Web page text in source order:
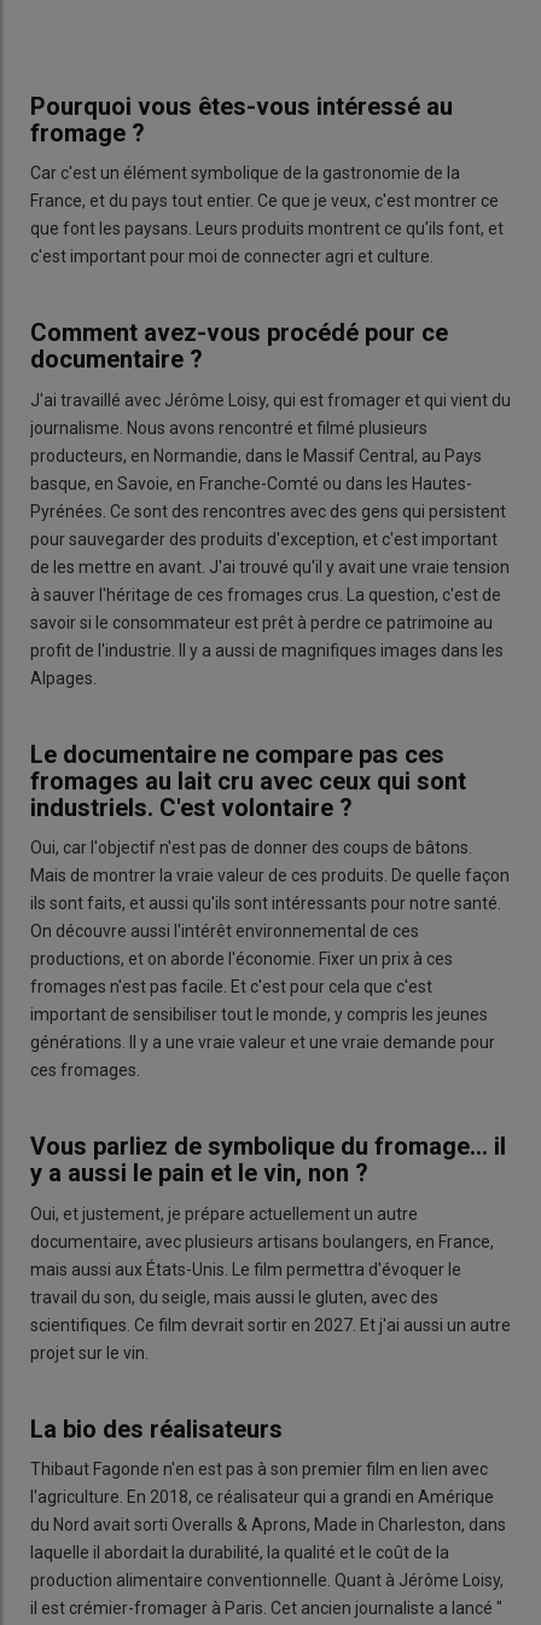
Pourquoi vous êtes-vous intéressé au
fromage ?
Car c'est un élément symbolique de la gastronomie de la
France, et du pays tout entier. Ce que je veux, c'est montrer ce
que font les paysans. Leurs produits montrent ce qu'ils font, et
c'est important pour moi de connecter agri et culture.
Comment avez-vous procédé pour ce
documentaire ?
J'ai travaillé avec Jérôme Loisy, qui est fromager et qui vient du
journalisme. Nous avons rencontré et filmé plusieurs
producteurs, en Normandie, dans le Massif Central, au Pays
basque, en Savoie, en Franche-Comté ou dans les Hautes-
Pyrénées. Ce sont des rencontres avec des gens qui persistent
pour sauvegarder des produits d'exception, et c'est important
de les mettre en avant. J'ai trouvé qu'il y avait une vraie tension
à sauver l'héritage de ces fromages crus. La question, c'est de
savoir si le consommateur est prêt à perdre ce patrimoine au
profit de l'industrie. Il y a aussi de magnifiques images dans les
Alpages.
Le documentaire ne compare pas ces
fromages au lait cru avec ceux qui sont
industriels. C'est volontaire ?
Oui, car l'objectif n'est pas de donner des coups de bâtons.
Mais de montrer la vraie valeur de ces produits. De quelle façon
ils sont faits, et aussi qu'ils sont intéressants pour notre santé.
On découvre aussi l'intérêt environnemental de ces
productions, et on aborde l'économie. Fixer un prix à ces
fromages n'est pas facile. Et c'est pour cela que c'est
important de sensibiliser tout le monde, y compris les jeunes
générations. Il y a une vraie valeur et une vraie demande pour
ces fromages.
Vous parliez de symbolique du fromage... il
y a aussi le pain et le vin, non ?
Oui, et justement, je prépare actuellement un autre
documentaire, avec plusieurs artisans boulangers, en France,
mais aussi aux États-Unis. Le film permettra d'évoquer le
travail du son, du seigle, mais aussi le gluten, avec des
scientifiques. Ce film devrait sortir en 2027. Et j'ai aussi un autre
projet sur le vin.
La bio des réalisateurs
Thibaut Fagonde n'en est pas à son premier film en lien avec
l'agriculture. En 2018, ce réalisateur qui a grandi en Amérique
du Nord avait sorti Overalls & Aprons, Made in Charleston, dans
laquelle il abordait la durabilité, la qualité et le coût de la
production alimentaire conventionnelle. Quant à Jérôme Loisy,
il est crémier-fromager à Paris. Cet ancien journaliste a lancé "